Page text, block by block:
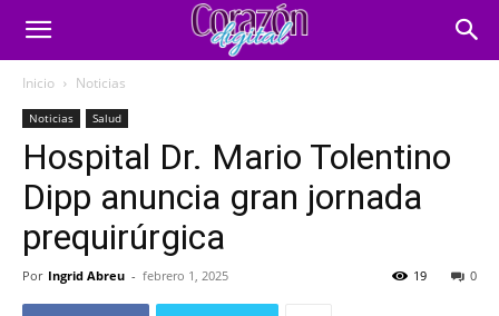
Inicio Noticias
Noticias Salud
Hospital Dr. Mario Tolentino
Dipp anuncia gran jornada
prequirúrgica
Por Ingrid Abreu - febrero 1, 2025 0
19